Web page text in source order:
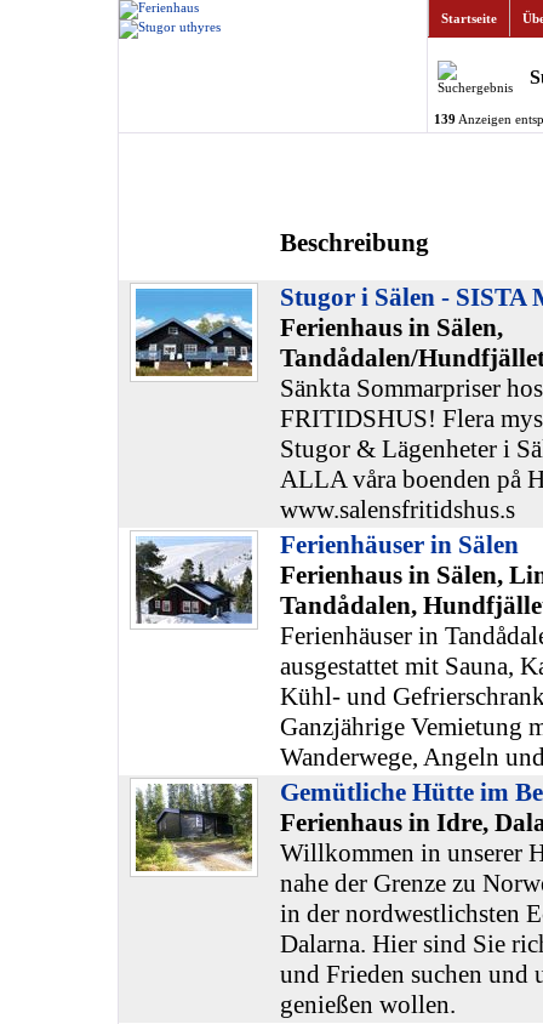
Startseite
139 Anzeigen
Beschreibung
Stugor i Sälen - SISTA
Ferienhaus in Sälen,
Tandådalen/
Sänkta Sommarpriser
FRITIDSHUS! Flera
Stugor & Lägenheter i
ALLA våra boenden på
www.salensfritidshus.s
Ferienhäuser in Sälen
Ferienhaus in Sälen,
Tandådalen,
Ferienhäuser in
ausgestattet mit Sauna,
Kühl- und
Ganzjährige Vemietung
Wanderwege, Angeln
Gemütliche Hütte im
Ferienhaus in Idre,
Willkommen in unserer
nahe der Grenze zu
in der nordwestlichsten
Dalarna. Hier sind Sie
und Frieden suchen und
genießen wollen.